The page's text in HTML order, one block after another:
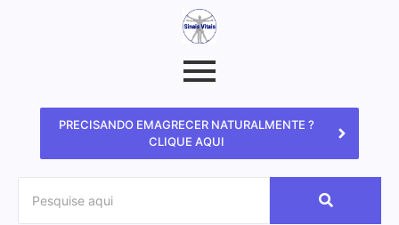
PRECISANDO EMAGRECER NATURALMENTE ?
CLIQUE AQUI